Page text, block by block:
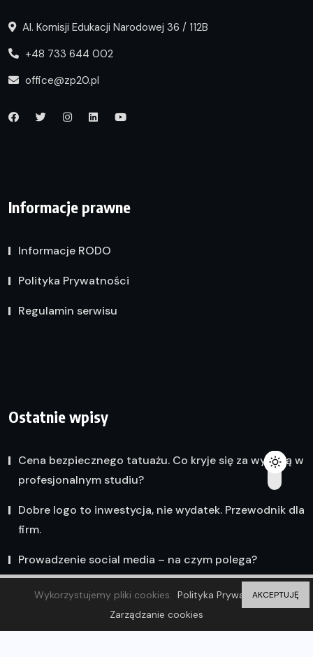
Al. Komisji Edukacji Narodowej 36 / 112B
+48 733 644 002
office@zp20.pl
Informacje prawne
Informacje RODO
Polityka Prywatności
Regulamin serwisu
Ostatnie wpisy
Cena bezpiecznego tatuażu. Co kryje się za wyceną w
profesjonalnym studiu?
Dobre logo to inwestycja, nie wydatek. Przewodnik dla
firm.
Prowadzenie social media – na czym polega?
Wykorzystujemy pliki cookies. Polityka Prywatności
Zarządzanie cookies
AKCEPTUJĘ